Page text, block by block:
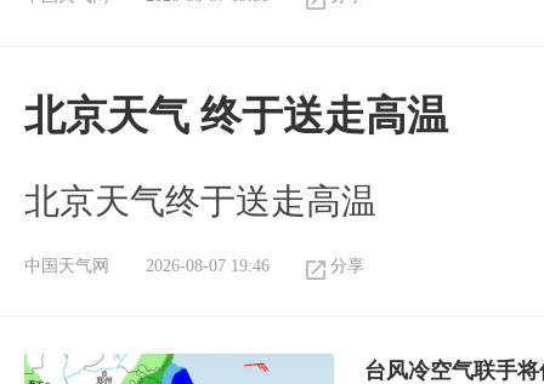
北京天气 终于送走高温
北京天气终于送走高温
中国天气网 2026-08-07 19:46 分享
台风冷空气联手